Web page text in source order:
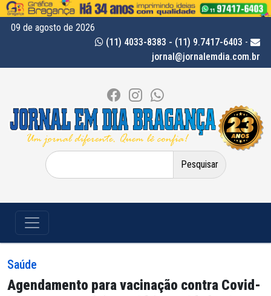
09 de agosto de 2026
(11) 4033-8383 - (11) 9.7417-6403 -
jornal@jornalemdia.com.br
Pesquisar
por:
Saúde
Agendamento para vacinação contra Covid-